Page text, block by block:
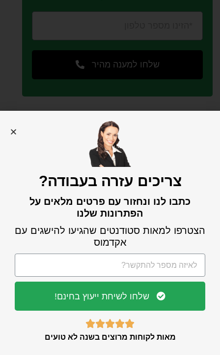
שלחו למענה מהיר
עשויי לעניין אותך...
ניסוח מחדש של פסקאות בצורה
אקדמית אוטומטית: מדריך מעשי
עם כלי AI ודוגמאות
קראו עוד »
צריכים עזרה בעבודה?
כתבו לנו ונחזור עם פרטים מלאים על
הפתרונות שלנו
הצטרפו למאות סטודנטים שהגיעו להישגים עם
אקדמוס
שלחו לשיחת ייעוץ בחינם!





מאות לקוחות מרוצים בשנה לא טועים